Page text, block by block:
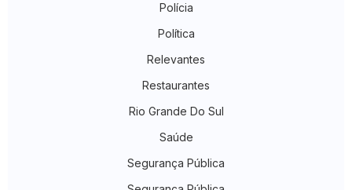
Polícia
Política
Relevantes
Restaurantes
Rio Grande Do Sul
Saúde
Segurança Pública